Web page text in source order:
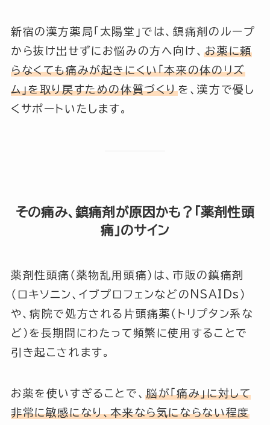
新宿の漢方薬局「太陽堂」では、鎮痛剤のループ
から抜け出せずにお悩みの方へ向け、お薬に頼
らなくても痛みが起きにくい「本来の体のリズ
ム」を取り戻すための体質づくりを、漢方で優し
くサポートいたします。
その痛み、鎮痛剤が原因かも？「薬剤性頭
痛」のサイン
薬剤性頭痛（薬物乱用頭痛）は、市販の鎮痛剤
（ロキソニン、イブプロフェンなどのNSAIDs）
や、病院で処方される片頭痛薬（トリプタン系な
ど）を長期間にわたって頻繁に使用することで
引き起こされます。
お薬を使いすぎることで、脳が「痛み」に対して
非常に敏感になり、本来なら気にならない程度